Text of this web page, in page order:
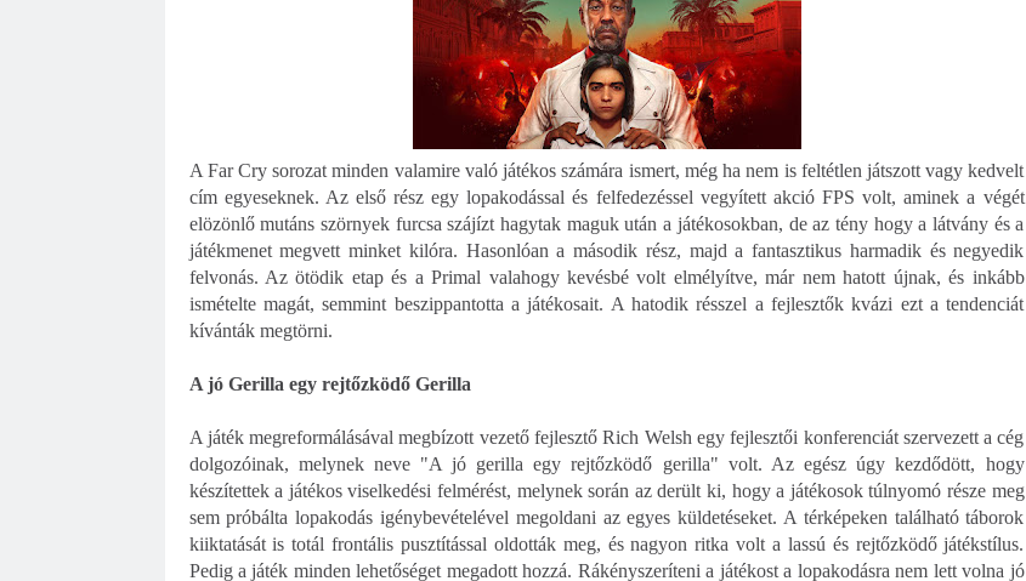
A Far Cry sorozat minden valamire való játékos számára ismert, még ha nem is feltétlen játszott vagy kedvelt
cím egyeseknek. Az első rész egy lopakodással és felfedezéssel vegyített akció FPS volt, aminek a végét
elözönlő mutáns szörnyek furcsa szájízt hagytak maguk után a játékosokban, de az tény hogy a látvány és a
játékmenet megvett minket kilóra. Hasonlóan a második rész, majd a fantasztikus harmadik és negyedik
felvonás. Az ötödik etap és a Primal valahogy kevésbé volt elmélyítve, már nem hatott újnak, és inkább
ismételte magát, semmint beszippantotta a játékosait. A hatodik résszel a fejlesztők kvázi ezt a tendenciát
kívánták megtörni.
A jó Gerilla egy rejtőzködő Gerilla
A játék megreformálásával megbízott vezető fejlesztő Rich Welsh egy fejlesztői konferenciát szervezett a cég
dolgozóinak, melynek neve "A jó gerilla egy rejtőzködő gerilla" volt. Az egész úgy kezdődött, hogy
készítettek a játékos viselkedési felmérést, melynek során az derült ki, hogy a játékosok túlnyomó része meg
sem próbálta lopakodás igénybevételével megoldani az egyes küldetéseket. A térképeken található táborok
kiiktatását is totál frontális pusztítással oldották meg, és nagyon ritka volt a lassú és rejtőzködő játékstílus.
Pedig a játék minden lehetőséget megadott hozzá. Rákényszeríteni a játékost a lopakodásra nem lett volna jó